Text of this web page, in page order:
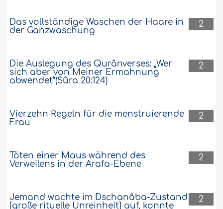
2
Das vollständige Waschen der Haare in
der Ganzwaschung
2
Die Auslegung des Qurânverses: „Wer
sich aber von Meiner Ermahnung
abwendet“(Sûra 20:124)
2
Vierzehn Regeln für die menstruierende
Frau
2
Töten einer Maus während des
Verweilens in der Arafa-Ebene
2
Jemand wachte im Dschanâba-Zustand
[große rituelle Unreinheit] auf, konnte